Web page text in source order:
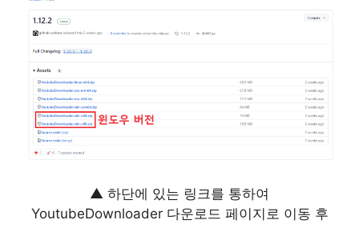
▲ 하단에 있는 링크를 통하여
YoutubeDownloader 다운로드 페이지로 이동 후